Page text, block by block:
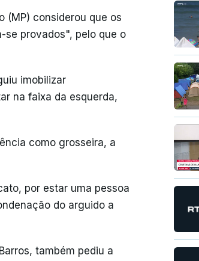
(MP) considerou que os
provados", pelo que o
imobilizar
na faixa da esquerda,
como grosseira, a
por estar uma pessoa
do arguido a
também pediu a